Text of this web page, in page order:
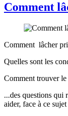
Comment
Comment lâcher
Quelles sont les
Comment trouver
...des questions qui
aider, face à ce